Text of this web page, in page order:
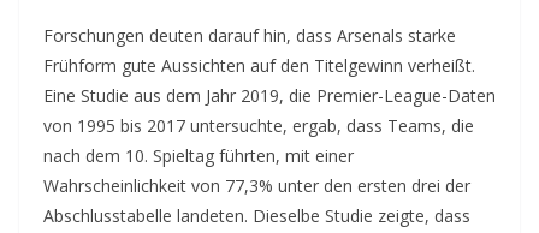
Forschungen deuten darauf hin, dass Arsenals starke
Frühform gute Aussichten auf den Titelgewinn verheißt.
Eine Studie aus dem Jahr 2019, die Premier-League-Daten
von 1995 bis 2017 untersuchte, ergab, dass Teams, die
nach dem 10. Spieltag führten, mit einer
Wahrscheinlichkeit von 77,3% unter den ersten drei der
Abschlusstabelle landeten. Dieselbe Studie zeigte, dass